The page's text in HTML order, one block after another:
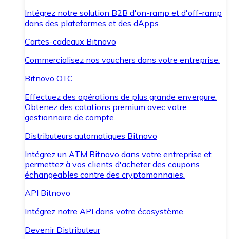
Intégrez notre solution B2B d'on-ramp et d'off-ramp
dans des plateformes et des dApps.
Cartes-cadeaux Bitnovo
Commercialisez nos vouchers dans votre entreprise.
Bitnovo OTC
Effectuez des opérations de plus grande envergure.
Obtenez des cotations premium avec votre
gestionnaire de compte.
Distributeurs automatiques Bitnovo
Intégrez un ATM Bitnovo dans votre entreprise et
permettez à vos clients d'acheter des coupons
échangeables contre des cryptomonnaies.
API Bitnovo
Intégrez notre API dans votre écosystème.
Devenir Distributeur